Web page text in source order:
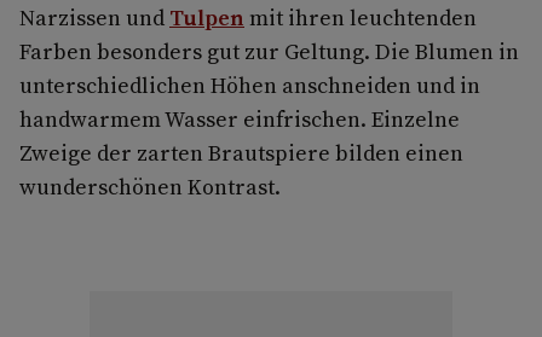
Narzissen und Tulpen mit ihren leuchtenden
Farben besonders gut zur Geltung. Die Blumen in
unterschiedlichen Höhen anschneiden und in
handwarmem Wasser einfrischen. Einzelne
Zweige der zarten Brautspiere bilden einen
wunderschönen Kontrast.